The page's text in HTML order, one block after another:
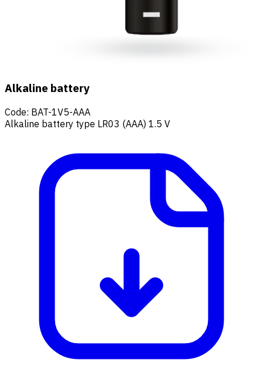
Alkaline battery
Code: BAT-1V5-AAA
Alkaline battery type LR03 (AAA) 1.5 V